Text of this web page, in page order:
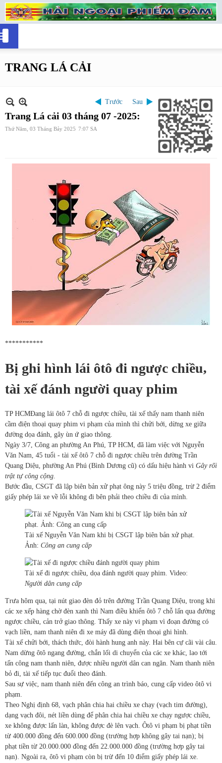
TRANG LÁ CẢI
Trước Sau
Trang Lá cải 03 tháng 07 -2025:
Thứ Năm, 03 Tháng Bảy 2025 7:07 SA
***********
Bị ghi hình lái ôtô đi ngược chiều,
tài xế đánh người quay phim
TP HCMĐang lái ôtô 7 chỗ đi ngược chiều, tài xế thấy nam thanh niên
cầm điện thoại quay phim vi phạm của mình thì chửi bới, dừng xe giữa
đường dọa đánh, gây ùn ứ giao thông.
Ngày 3/7, Công an phường An Phú, TP HCM, đã làm việc với Nguyễn
Văn Nam, 45 tuổi - tài xế ôtô 7 chỗ đi ngược chiều trên đường Trần
Quang Diệu, phường An Phú (Bình Dương cũ) có dấu hiệu hành vi Gây rối
trật tự công cộng.
Bước đầu, CSGT đã lập biên bản xử phạt ông này 5 triệu đồng, trừ 2 điểm
giấy phép lái xe về lỗi không đi bên phải theo chiều đi của mình.
Tài xế Nguyễn Văn Nam khi bị CSGT lập biên bản xử phạt.
Ảnh: Công an cung cấp
Tài xế đi ngược chiều, dọa đánh người quay phim. Video:
Người dân cung cấp
Trưa hôm qua, tại nút giao đèn đỏ trên đường Trần Quang Diệu, trong khi
các xe xếp hàng chờ đèn xanh thì Nam điều khiển ôtô 7 chỗ lấn qua đường
ngược chiều, cản trở giao thông. Thấy xe này vi phạm vì đoạn đường có
vạch liền, nam thanh niên đi xe máy đã dùng điện thoại ghi hình.
Tài xế chửi bới, thách thức, đòi hành hung anh này. Hai bên cự cãi vài câu.
Nam dừng ôtô ngang đường, chắn lối di chuyển của các xe khác, lao tới
tấn công nam thanh niên, được nhiều người dân can ngăn. Nam thanh niên
bỏ đi, tài xế tiếp tục đuổi theo đánh.
Sau sự việc, nam thanh niên đến công an trình báo, cung cấp video ôtô vi
phạm.
Theo Nghị định 68, vạch phân chia hai chiều xe chạy (vạch tim đường),
dạng vạch đôi, nét liền dùng để phân chia hai chiều xe chạy ngược chiều,
xe không được lấn làn, không được đè lên vạch. Ôtô vi phạm bị phạt tiền
từ 400.000 đồng đến 600.000 đồng (trường hợp không gây tai nạn); bị
phạt tiền từ 20.000.000 đồng đến 22.000.000 đồng (trường hợp gây tai
nạn). Ngoài ra, ôtô vi phạm còn bị trừ đến 10 điểm giấy phép lái xe.